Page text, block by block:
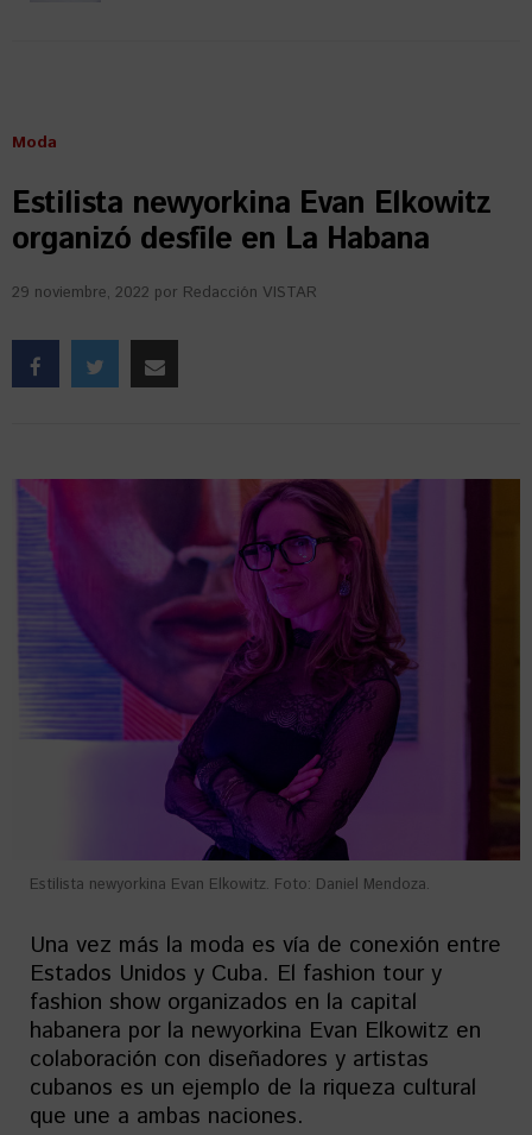
Moda
Estilista newyorkina Evan Elkowitz
organizó desfile en La Habana
29 noviembre, 2022 por Redacción VISTAR
Estilista newyorkina Evan Elkowitz. Foto: Daniel Mendoza.
Una vez más la moda es vía de conexión entre
Estados Unidos y Cuba. El fashion tour y
fashion show organizados en la capital
habanera por la newyorkina Evan Elkowitz en
colaboración con diseñadores y artistas
cubanos es un ejemplo de la riqueza cultural
que une a ambas naciones.